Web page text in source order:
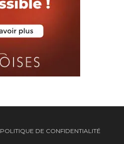
POLITIQUE DE CONFIDENTIALITÉ